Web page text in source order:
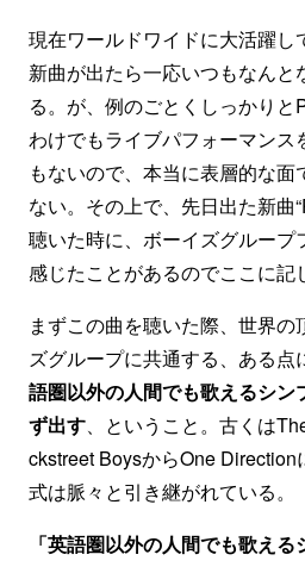
現在ワールドワイドに大活躍し
新曲が出たら一応いつもなんと
る。が、例のごとくしっかりと
わけでもライブパフォーマンス
もないので、本当に表層的な
ない。その上で、先日出た新曲
聴いた時に、ボーイズグループ
感じたことがあるのでここに記
まずこの曲を聴いた際、世界の
ズグループに共通する、ある点
語圏以外の人間でも歌えるシン
ず出す、ということ。古くは
ckstreet BoysからOne
式は脈々と引き継がれている。
「英語圏以外の人間でも歌える